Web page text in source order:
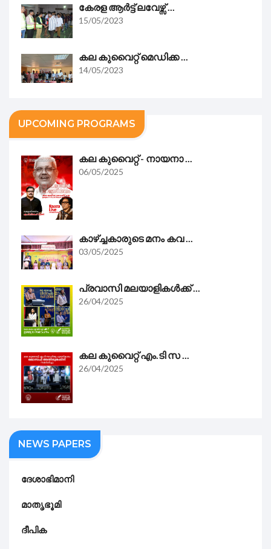
കേരള ആർട്ട് ലവേഴ്സ് ...
15/05/2023
കല കുവൈറ്റ്‌ മെഡിക്ക ...
14/05/2023
UPCOMING PROGRAMS
കല കുവൈറ്റ്‌ - നായനാ ...
06/05/2025
കാഴ്ച്ചകാരുടെ മനം കവ ...
03/05/2025
പ്രവാസി മലയാളികൾക്ക് ...
26/04/2025
കല കുവൈറ്റ്‌ എം.ടി സ ...
26/04/2025
NEWS PAPERS
ദേശാഭിമാനി
മാതൃഭൂമി
ദീപിക